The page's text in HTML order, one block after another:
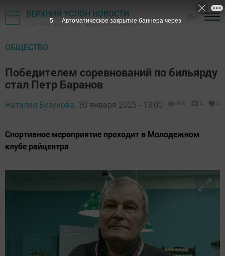
ВЕРХНИЙ УСЛОН НОВОСТИ
Газета "Волжская новь" - Верхнеуслонский район
ОБЩЕСТВО
Победителем соревнований по бильярду
стал Петр Баранов
Наталия Бузунова, 30 января 2025 - 13:00 810 0 0
Спортивное мероприятие проходит в Молодежном
клубе райцентра
3 Автоматическое закрытие баннера через